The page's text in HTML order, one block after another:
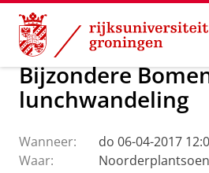
Skip
Content
Skip
Navigation
Over ons Profiel Feiten en cijfers
Bijzondere
lunchwandeling
Wanneer:
do 06-04-2017
Waar:
Noorderplantsoen